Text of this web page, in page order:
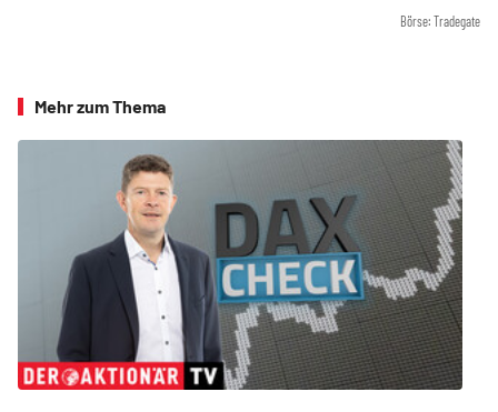
Börse: Tradegate
Mehr zum Thema